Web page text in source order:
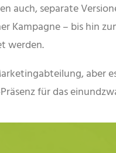
separate
Kampagne – bis hin
werden.
aber
für das